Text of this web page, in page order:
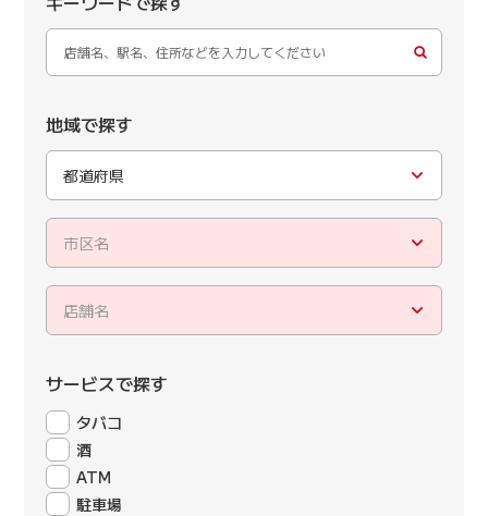
地域で探す
都道府県
市区名
店舗名
サービスで探す
タバコ
酒
ATM
駐車場